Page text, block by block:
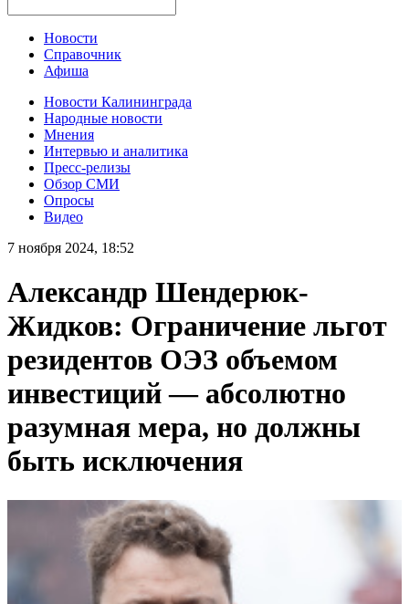
Новости
Справочник
Афиша
Новости Калининграда
Народные новости
Мнения
Интервью и аналитика
Пресс-релизы
Обзор СМИ
Опросы
Видео
7 ноября 2024, 18:52
Александр Шендерюк-
Жидков: Ограничение льгот
резидентов ОЭЗ объемом
инвестиций — абсолютно
разумная мера, но должны
быть исключения